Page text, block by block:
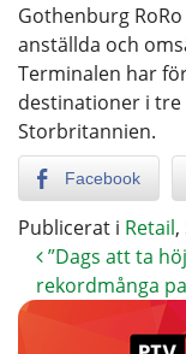
Gothenburg
anställda och
Terminalen har
destinationer i tre
Storbritannien.
Facebook
Publicerat i Retail,
”Dags att ta
rekordmånga